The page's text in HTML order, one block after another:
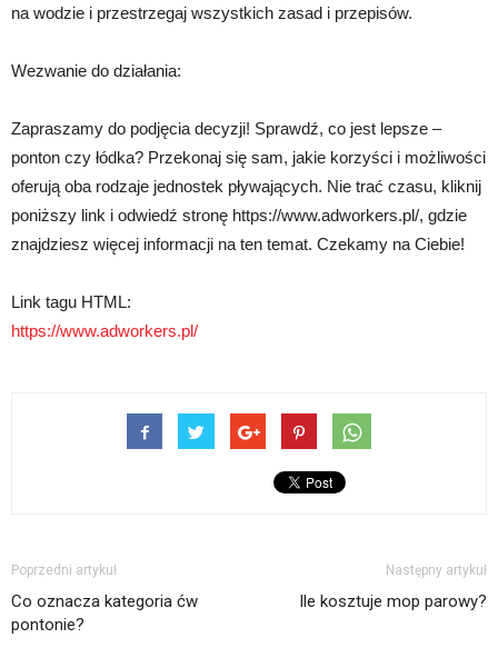
na wodzie i przestrzegaj wszystkich zasad i przepisów.
Wezwanie do działania:
Zapraszamy do podjęcia decyzji! Sprawdź, co jest lepsze –
ponton czy łódka? Przekonaj się sam, jakie korzyści i możliwości
oferują oba rodzaje jednostek pływających. Nie trać czasu, kliknij
poniższy link i odwiedź stronę https://www.adworkers.pl/, gdzie
znajdziesz więcej informacji na ten temat. Czekamy na Ciebie!
Link tagu HTML:
https://www.adworkers.pl/
Poprzedni artykuł
Co oznacza kategoria ćw
pontonie?
Następny artykuł
Ile kosztuje mop parowy?